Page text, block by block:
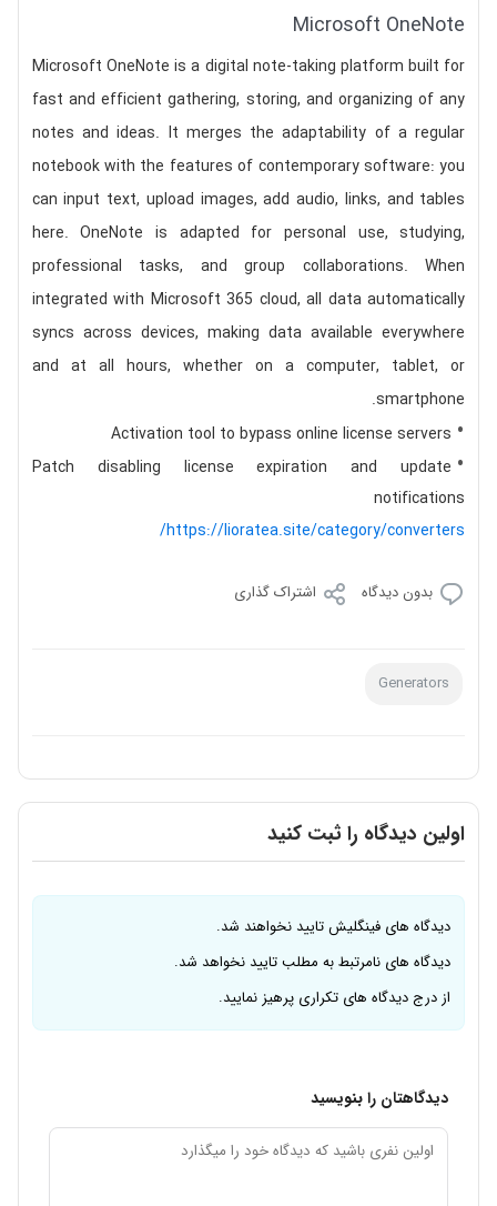
Microsoft OneNote
Microsoft OneNote is a digital note-taking platform built for
fast and efficient gathering, storing, and organizing of any
notes and ideas. It merges the adaptability of a regular
notebook with the features of contemporary software: you
can input text, upload images, add audio, links, and tables
here. OneNote is adapted for personal use, studying,
professional tasks, and group collaborations. When
integrated with Microsoft 365 cloud, all data automatically
syncs across devices, making data available everywhere
and at all hours, whether on a computer, tablet, or
smartphone.
Activation tool to bypass online license servers
Patch disabling license expiration and update
notifications
https://lioratea.site/category/converters/
بدون دیدگاه اشتراک گذاری
Generators
اولین دیدگاه را ثبت کنید
دیدگاه های فینگلیش تایید نخواهند شد.
دیدگاه های نامرتبط به مطلب تایید نخواهد شد.
از درج دیدگاه های تکراری پرهیز نمایید.
دیدگاهتان را بنویسید